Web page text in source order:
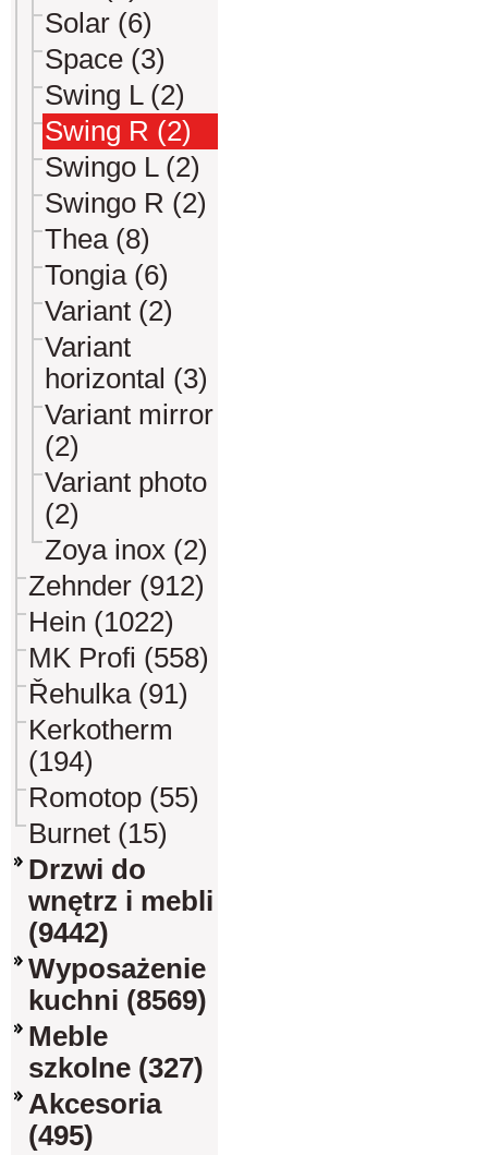
Solar (6)
Space (3)
Swing L (2)
Swing R (2)
Swingo L (2)
Swingo R (2)
Thea (8)
Tongia (6)
Variant (2)
Variant
horizontal (3)
Variant mirror
(2)
Variant photo
(2)
Zoya inox (2)
Zehnder (912)
Hein (1022)
MK Profi (558)
Řehulka (91)
Kerkotherm
(194)
Romotop (55)
Burnet (15)
Drzwi do
wnętrz i mebli
(9442)
Wyposażenie
kuchni (8569)
Meble
szkolne (327)
Akcesoria
(495)